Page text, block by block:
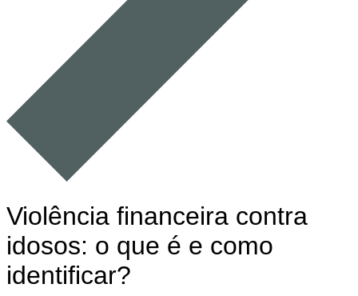
Violência financeira contra
idosos: o que é e como
identificar?